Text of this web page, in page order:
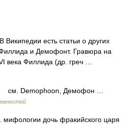
Википедии есть статьи о других
и Демофонт. Гравюра на
века Филлида (др. греч …
Demophoon, Демофон …
дочь фракийского царя